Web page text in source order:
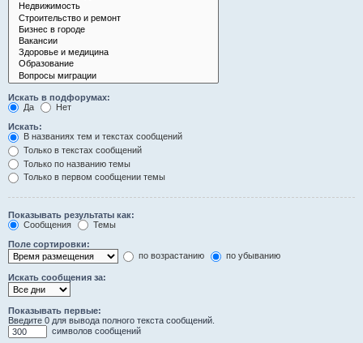
Искать в подфорумах:
Да
Нет
Искать:
В названиях тем и текстах сообщений
Только в текстах сообщений
Только по названию темы
Только в первом сообщении темы
Показывать результаты как:
Сообщения
Темы
Поле сортировки:
по возрастанию
по убыванию
Искать сообщения за:
Показывать первые:
Введите 0 для вывода полного текста сообщений.
символов сообщений